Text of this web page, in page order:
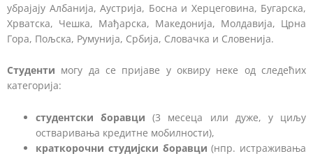
убрајају Албанија, Аустрија, Босна и Херцеговина, Бугарска,
Хрватска, Чешка, Мађарска, Македонија, Молдавија, Црна
Гора, Пољска, Румунија, Србија, Словачка и Словенија.
Студенти могу да се пријаве у оквиру неке од следећих
категорија:
студентски боравци (3 месеца или дуже, у циљу
остваривања кредитне мобилности),
краткорочни студијски боравци (нпр. истраживања